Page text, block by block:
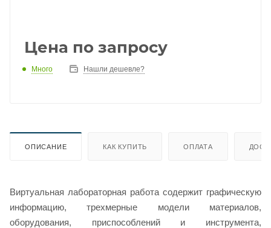
Цена по запросу
Много Нашли дешевле?
ОПИСАНИЕ КАК КУПИТЬ ОПЛАТА
Виртуальная лабораторная работа содержит графическую
информацию, трехмерные модели материалов,
оборудования, приспособлений и инструмента,